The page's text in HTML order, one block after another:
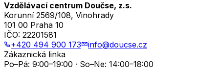
Vzdělávací centrum Doučse, z.s.
Korunní 2569/108, Vinohrady
101 00 Praha 10
IČO: 22201581
+420 494 900 173
info@doucse.cz
Zákaznická linka
Po–Pá: 9:00–19:00 · So–Ne: 14:00–18:00